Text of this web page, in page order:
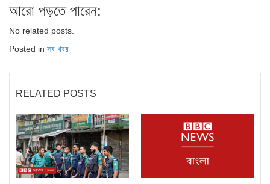
আরো পড়তে পারেন:
No related posts.
Posted in সব খবর
RELATED POSTS